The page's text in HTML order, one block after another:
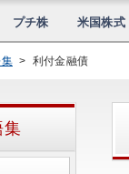
プチ株 米国株式
> 利付金融債
集